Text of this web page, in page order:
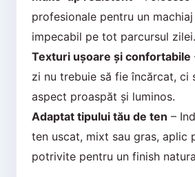
profesionale pentru un
impecabil pe tot parcursul zilei.
Texturi ușoare și confortabile
zi nu trebuie să fie încărcat, ci
aspect proaspăt și luminos.
Adaptat tipului tău de ten –
ten uscat, mixt sau gras, aplic
potrivite pentru un finish